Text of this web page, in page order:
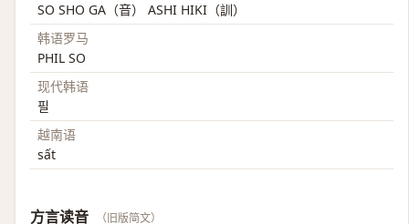
SO SHO GA（音） ASHI HIKI（訓）
韩语罗马
PHIL SO
现代韩语
필
越南语
sất
方言读音 （旧版简文）